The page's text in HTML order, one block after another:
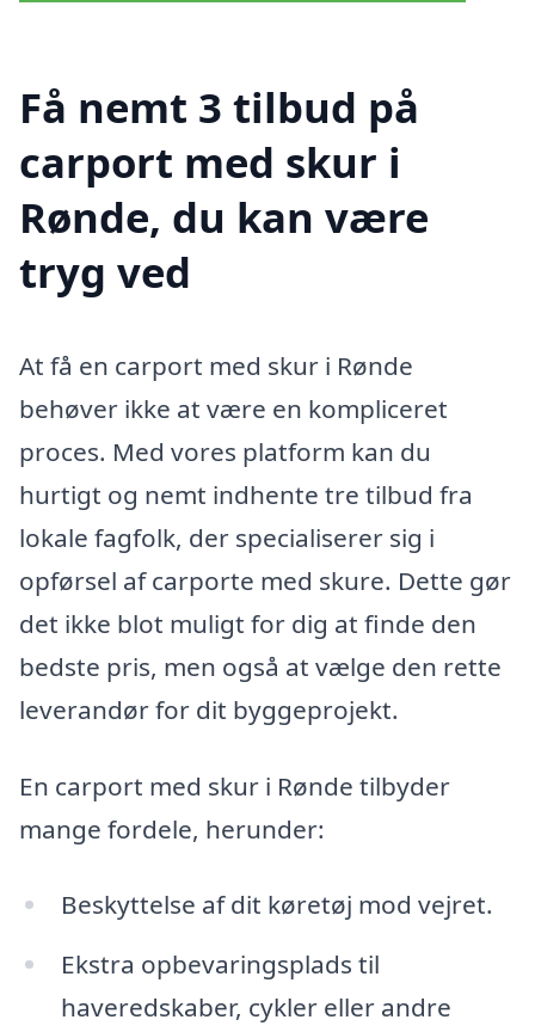
Få nemt 3 tilbud på
carport med skur i
Rønde, du kan være
tryg ved
At få en carport med skur i Rønde
behøver ikke at være en kompliceret
proces. Med vores platform kan du
hurtigt og nemt indhente tre tilbud fra
lokale fagfolk, der specialiserer sig i
opførsel af carporte med skure. Dette gør
det ikke blot muligt for dig at finde den
bedste pris, men også at vælge den rette
leverandør for dit byggeprojekt.
En carport med skur i Rønde tilbyder
mange fordele, herunder:
Beskyttelse af dit køretøj mod vejret.
Ekstra opbevaringsplads til
haveredskaber, cykler eller andre